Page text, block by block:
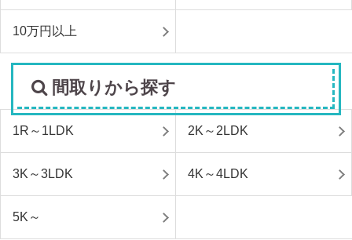
10万円以上
間取りから探す
1R～1LDK 2K～2LDK
3K～3LDK 4K～4LDK
5K～